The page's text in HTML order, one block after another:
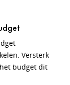
Versterk
budget dit